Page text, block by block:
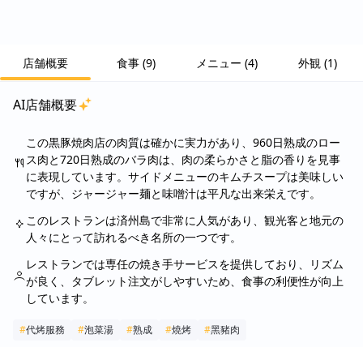
店舗概要 食事 (9) メニュー (4) 外観 (1)
AI店舗概要
この黒豚焼肉店の肉質は確かに実力があり、960日熟成のロー
ス肉と720日熟成のバラ肉は、肉の柔らかさと脂の香りを見事
に表現しています。サイドメニューのキムチスープは美味しい
ですが、ジャージャー麺と味噌汁は平凡な出来栄えです。
このレストランは済州島で非常に人気があり、観光客と地元の
人々にとって訪れるべき名所の一つです。
レストランでは専任の焼き手サービスを提供しており、リズム
が良く、タブレット注文がしやすいため、食事の利便性が向上
しています。
#代烤服務 #泡菜湯 #熟成 #燒烤 #黑豬肉